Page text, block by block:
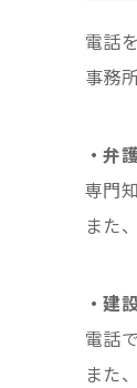
電話
事務
・弁
専門
また
・建
電話
また